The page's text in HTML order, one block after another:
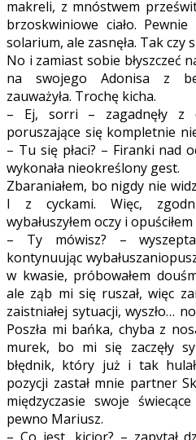
makreli, z mnóstwem
brzoskwiniowe ciało.
solarium, ale zasnęła. Tak czy
No i zamiast sobie błyszczeć
na swojego Adonisa z
zauważyła. Trochę kicha.
– Ej, sorri – zagadnęły z
poruszające się kompletnie
– Tu się płaci? – Firanki nad
wykonała nieokreślony gest.
Zbaraniałem, bo nigdy nie
I z cyckami. Więc,
wybałuszyłem oczy i
– Ty mówisz? –
kontynuując
w kwasie, próbowałem
ale ząb mi się ruszał, więc
zaistniałej sytuacji, wyszło…
Poszła mi bańka, chyba z
murek, bo mi się zaczęły
błędnik, który już i tak
pozycji zastał mnie partner
międzyczasie swoje
pewno Mariusz.